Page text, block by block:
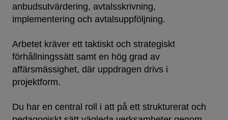
anbudsutvärdering, avtalsskrivning,
implementering och avtalsuppföljning.
Arbetet kräver ett taktiskt och strategiskt
förhållningssätt samt en hög grad av
affärsmässighet, där uppdragen drivs i
projektform.
Du har en central roll i att på ett strukturerat och